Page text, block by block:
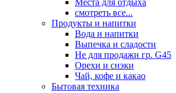
Места для отдыха
смотреть все...
Продукты и напитки
Вода и напитки
Выпечка и сладости
Не для продажи гр. G45
Орехи и снэки
Чай, кофе и какао
Бытовая техника